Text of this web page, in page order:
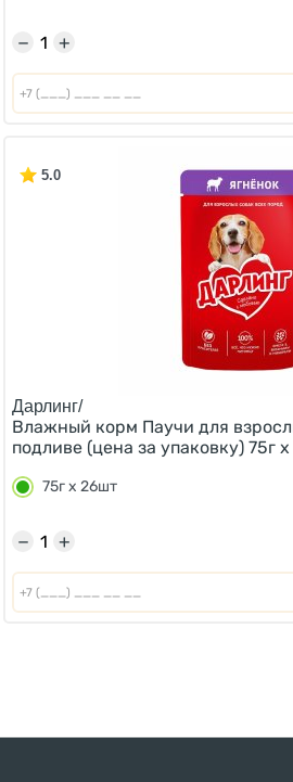
+
−
5.0
Дарлинг/
Влажный корм Паучи для
подливе (цена за упаковку) 75г
75г х 26шт
+
−